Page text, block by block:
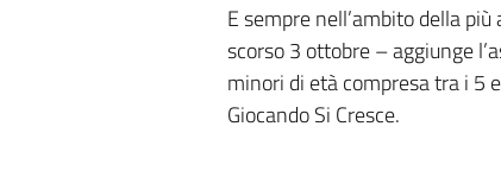
E sempre nell’ambito della
scorso 3 ottobre – aggiunge
minori di età compresa tra i 5
Giocando Si Cresce.